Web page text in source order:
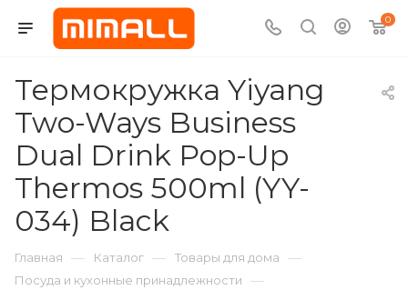
0
Термокружка Yiyang
Two-Ways Business
Dual Drink Pop-Up
Thermos 500ml (YY-
034) Black
Главная — Каталог — Товары для дома —
Посуда и кухонные принадлежности —